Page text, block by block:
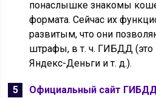
понаслышке знакомы
формата. Сейчас их
развитым, что они
штрафы, в т. ч. ГИБДД (это
Яндекс-Деньги и т. д.).
Официальный сайт